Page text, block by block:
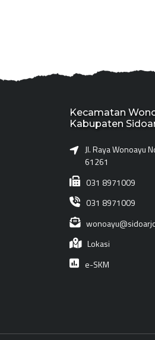
Kecamatan
Kabupaten
Jl. Raya Wonoayu
61261
031 8971009
031 8971009
Lokasi
e-SKM